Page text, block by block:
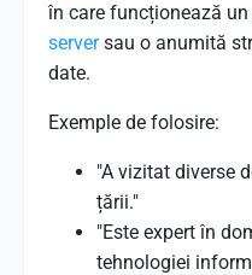
în care funcționează
serversau o anumită
date.
Exemple de folosire:
"A vizitat diverse
țării."
"Este expert în
tehnologiei